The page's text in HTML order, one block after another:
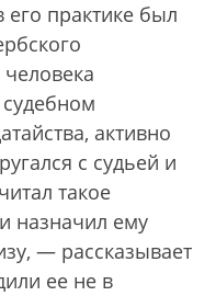
его практике был
активно
с судьей и
такое
назначил ему
— рассказывает
ее не в